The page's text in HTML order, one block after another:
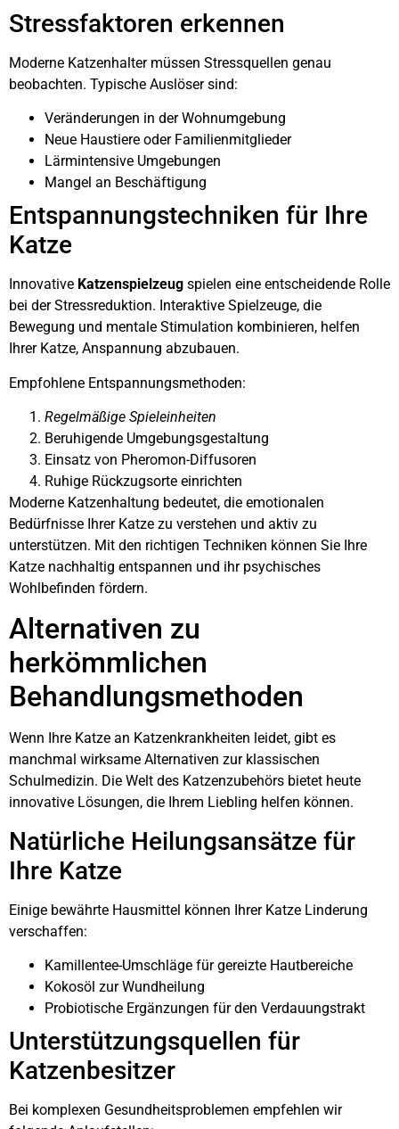
Stressfaktoren erkennen
Moderne Katzenhalter müssen Stressquellen genau
beobachten. Typische Auslöser sind:
Veränderungen in der Wohnumgebung
Neue Haustiere oder Familienmitglieder
Lärmintensive Umgebungen
Mangel an Beschäftigung
Entspannungstechniken für Ihre
Katze
Innovative Katzenspielzeug spielen eine entscheidende Rolle
bei der Stressreduktion. Interaktive Spielzeuge, die
Bewegung und mentale Stimulation kombinieren, helfen
Ihrer Katze, Anspannung abzubauen.
Empfohlene Entspannungsmethoden:
Regelmäßige Spieleinheiten
Beruhigende Umgebungsgestaltung
Einsatz von Pheromon-Diffusoren
Ruhige Rückzugsorte einrichten
Moderne Katzenhaltung bedeutet, die emotionalen
Bedürfnisse Ihrer Katze zu verstehen und aktiv zu
unterstützen. Mit den richtigen Techniken können Sie Ihre
Katze nachhaltig entspannen und ihr psychisches
Wohlbefinden fördern.
Alternativen zu
herkömmlichen
Behandlungsmethoden
Wenn Ihre Katze an Katzenkrankheiten leidet, gibt es
manchmal wirksame Alternativen zur klassischen
Schulmedizin. Die Welt des Katzenzubehörs bietet heute
innovative Lösungen, die Ihrem Liebling helfen können.
Natürliche Heilungsansätze für
Ihre Katze
Einige bewährte Hausmittel können Ihrer Katze Linderung
verschaffen:
Kamillentee-Umschläge für gereizte Hautbereiche
Kokosöl zur Wundheilung
Probiotische Ergänzungen für den Verdauungstrakt
Unterstützungsquellen für
Katzenbesitzer
Bei komplexen Gesundheitsproblemen empfehlen wir